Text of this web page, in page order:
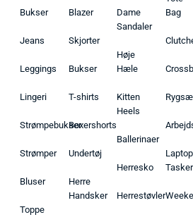
Bukser
Jeans
Leggings
Lingeri
Strømpebukser
Strømper
Bluser
Toppe
Blazer
Skjorter
Bukser
T-shirts
Boxershorts
Undertøj
Herre
Handsker
Dame
Sandaler
Høje
Hæle
Kitten
Heels
Ballerinaer
Herresko
Herrestøvler
Bag
Tasker